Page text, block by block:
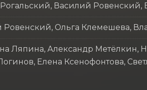
Василий Ровенский,
Ровенский, Ольга Клемешева,
Ляпина, Александр Метёлкин,
Елена Ксенофонтова,